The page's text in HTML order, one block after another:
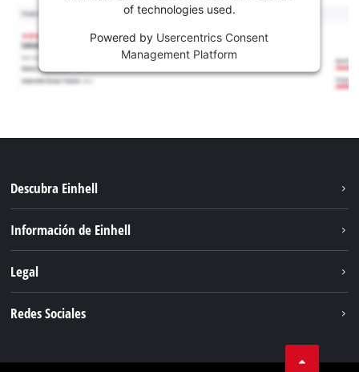
of technologies used.
Powered by Usercentrics Consent
Management Platform
Descubra Einhell
Servicio
Información de Einhell
Einhell global
Legal
Redes Sociales